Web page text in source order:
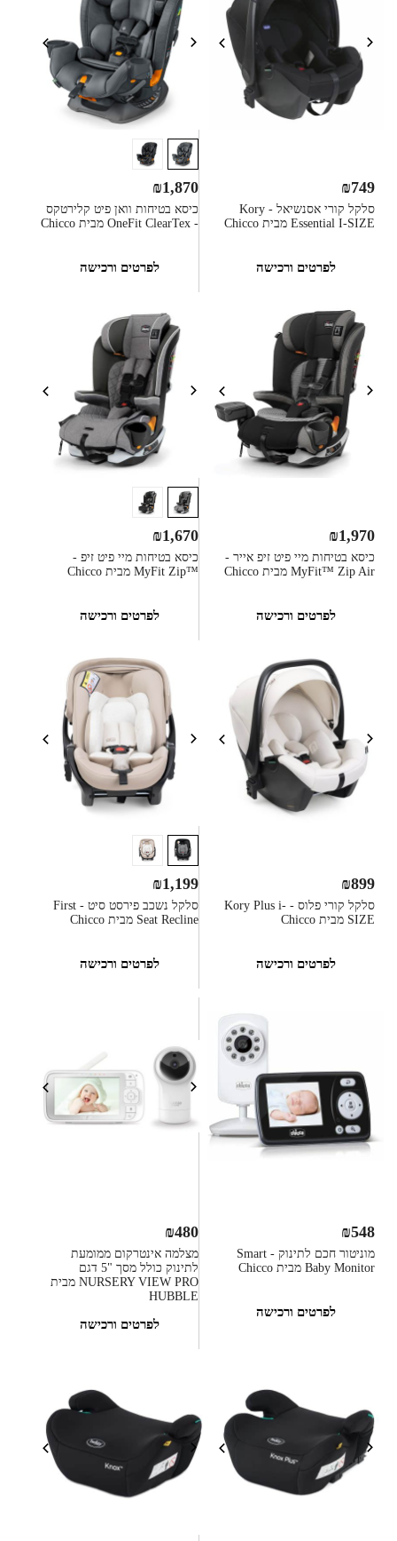
סלקל קורי אסנשיאל - Kory
Essential I-SIZE מבית Chicco
₪749
לפרטים ורכישה
כיסא בטיחות וואן פיט קלירטקס
- OneFit ClearTex מבית Chicco
₪1,870
לפרטים ורכישה
כיסא בטיחות מיי פיט זיפ אייר -
MyFit™ Zip Air מבית Chicco
₪1,970
לפרטים ורכישה
כיסא בטיחות מיי פיט זיפ -
™MyFit Zip מבית Chicco
₪1,670
לפרטים ורכישה
סלקל קורי פלוס - Kory Plus i-
SIZE מבית Chicco
₪899
לפרטים ורכישה
סלקל נשכב פירסט סיט - First
Seat Recline מבית Chicco
₪1,199
לפרטים ורכישה
מוניטור חכם לתינוק - Smart
Baby Monitor מבית Chicco
₪548
לפרטים ורכישה
מצלמה אינטרקום ממומעת
לתינוק כולל מסך "5 דגם
NURSERY VIEW PRO מבית
HUBBLE
₪480
לפרטים ורכישה